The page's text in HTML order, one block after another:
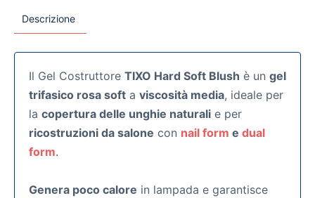
Descrizione
Il Gel Costruttore TIXO Hard Soft Blush è un gel
trifasico rosa soft a viscosità media, ideale per
la copertura delle unghie naturali e per
ricostruzioni da salone con nail form e dual
form.
Genera poco calore in lampada e garantisce